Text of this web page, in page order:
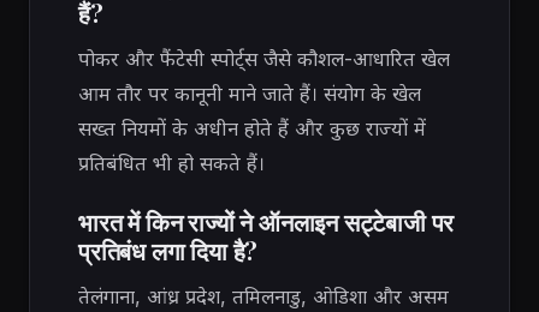
हैं?
पोकर और फैंटेसी स्पोर्ट्स जैसे कौशल-आधारित खेल
आम तौर पर कानूनी माने जाते हैं। संयोग के खेल
सख्त नियमों के अधीन होते हैं और कुछ राज्यों में
प्रतिबंधित भी हो सकते हैं।
भारत में किन राज्यों ने ऑनलाइन सट्टेबाजी पर
प्रतिबंध लगा दिया है?
तेलंगाना, आंध्र प्रदेश, तमिलनाडु, ओडिशा और असम